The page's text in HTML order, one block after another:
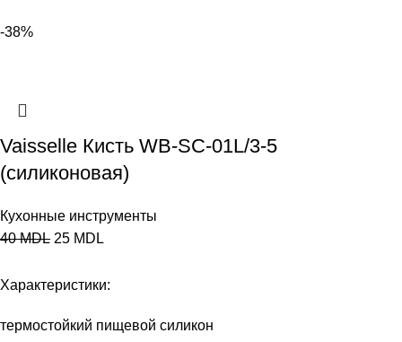
-38%
Vaisselle Кисть WB-SC-01L/3-5
(силиконовая)
Кухонные инструменты
40MDL 25 MDL
Характеристики:
термостойкий пищевой силикон